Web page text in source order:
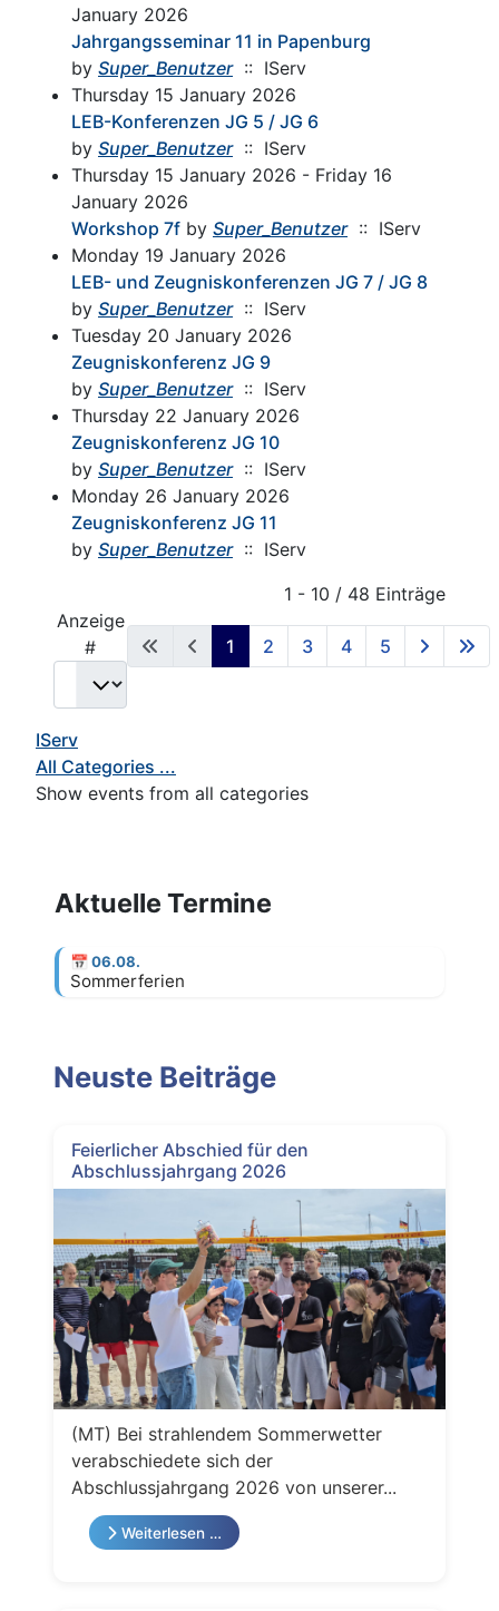
January 2026
Jahrgangsseminar 11 in Papenburg
by Super_Benutzer:: IServ
Thursday 15 January 2026
LEB-Konferenzen JG 5 / JG 6
by Super_Benutzer:: IServ
Thursday 15 January 2026 - Friday 16
January 2026
Workshop 7f by Super_Benutzer:: IServ
Monday 19 January 2026
LEB- und Zeugniskonferenzen JG 7 / JG 8
by Super_Benutzer:: IServ
Tuesday 20 January 2026
Zeugniskonferenz JG 9
by Super_Benutzer:: IServ
Thursday 22 January 2026
Zeugniskonferenz JG 10
by Super_Benutzer:: IServ
Monday 26 January 2026
Zeugniskonferenz JG 11
by Super_Benutzer:: IServ
1 - 10 / 48 Einträge
Anzeige
#
1 2 3 4 5
IServ
All Categories ...
Show events from all categories
Aktuelle Termine
📅 06.08.
Sommerferien
Neuste Beiträge
Feierlicher Abschied für den
Abschlussjahrgang 2026
(MT) Bei strahlendem Sommerwetter
verabschiedete sich der
Abschlussjahrgang 2026 von unserer...
Weiterlesen …